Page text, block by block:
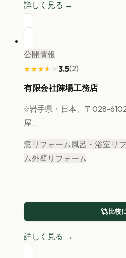
詳しく見る →
公開情報
★★★★★
★★★★★ 3.5(2)
有限会社陳場工務店
岩手県 ・日本、〒028-
屋...
窓リフォーム風呂・浴室リ
ム外壁リフォーム
比較
詳しく見る →